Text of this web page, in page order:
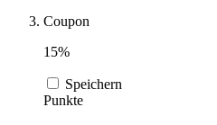
Coupon
15%
Speichern
Punkte